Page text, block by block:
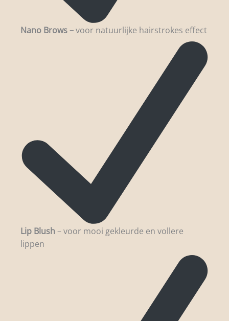
Nano Brows –voor natuurlijke hairstrokes effect
Lip Blush – voor mooi gekleurde en vollere
lippen